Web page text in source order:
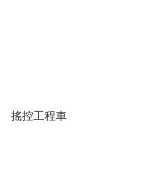
搖控工程車